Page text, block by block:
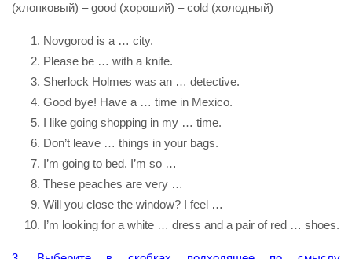
(хлопковый) – good (хороший) – cold (холодный)
Novgorod is a … city.
Please be … with a knife.
Sherlock Holmes was an … detective.
Good bye! Have a … time in Mexico.
I like going shopping in my … time.
Don’t leave … things in your bags.
I’m going to bed. I’m so …
These peaches are very …
Will you close the window? I feel …
I’m looking for a white … dress and a pair of red … shoes.